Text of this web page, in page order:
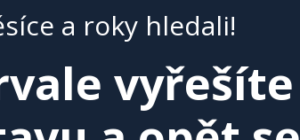
a roky hledali!
vyřešíte